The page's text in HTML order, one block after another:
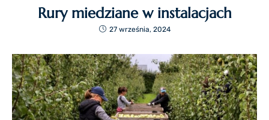
Rury miedziane w instalacjach
27 września, 2024